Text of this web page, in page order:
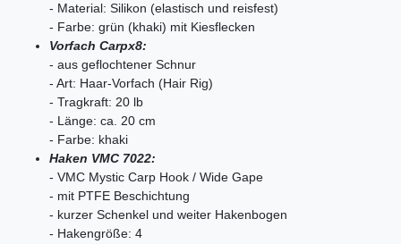
- Material: Silikon (elastisch und reisfest)
- Farbe: grün (khaki) mit Kiesflecken
Vorfach Carpx8:
- aus geflochtener Schnur
- Art: Haar-Vorfach (Hair Rig)
- Tragkraft: 20 lb
- Länge: ca. 20 cm
- Farbe: khaki
Haken VMC 7022:
- VMC Mystic Carp Hook / Wide Gape
- mit PTFE Beschichtung
- kurzer Schenkel und weiter Hakenbogen
- Hakengröße: 4